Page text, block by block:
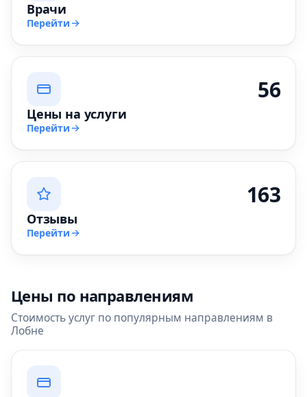
Врачи
Перейти
56
Цены на услуги
Перейти
163
Отзывы
Перейти
Цены по направлениям
Стоимость услуг по популярным направлениям в
Лобне